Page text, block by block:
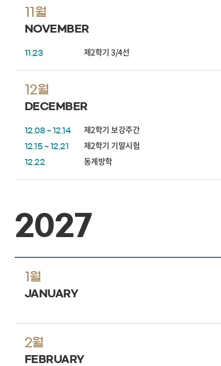
11월
NOVEMBER
11.23 제2학기 3/4선
12월
DECEMBER
12.08 ~ 12.14 제2학기 보강주간
12.15 ~ 12.21 제2학기 기말시험
12.22 동계방학
2027
1월
JANUARY
2월
FEBRUARY